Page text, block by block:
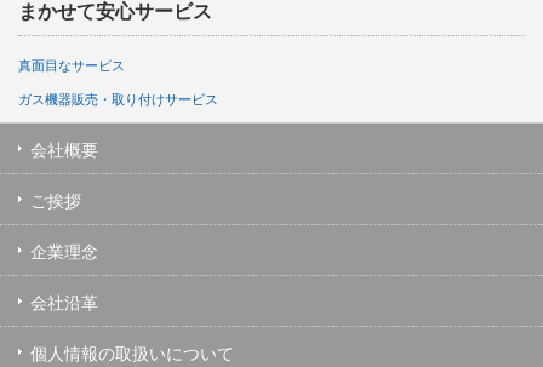
まかせて安心サービス
真面目なサービス
ガス機器販売・取り付けサービス
会社概要
ご挨拶
企業理念
会社沿革
個人情報の取扱いについて